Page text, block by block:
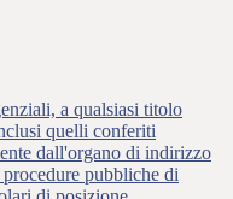
a qualsiasi titolo
quelli conferiti
dall'organo di indirizzo
pubbliche di